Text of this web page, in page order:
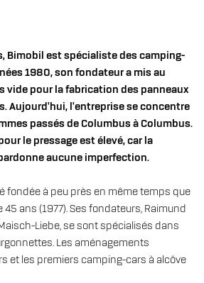
Bimobil est spécialiste des camping-
1980, son fondateur a mis au
vide pour la fabrication des panneaux
Aujourd'hui, l'entreprise se concentre
passés de Columbus à Columbus.
le pressage est élevé, car la
aucune imperfection.
fondée à peu près en même temps que
45 ans (1977). Ses fondateurs, Raimund
Liebe, se sont spécialisés dans
Les aménagements
et les premiers camping-cars à alcôve